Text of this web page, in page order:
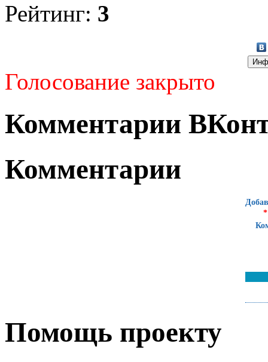
Рейтинг: 3
Голосование закрыто
Комментарии
Комментарии
*
Помощь проекту